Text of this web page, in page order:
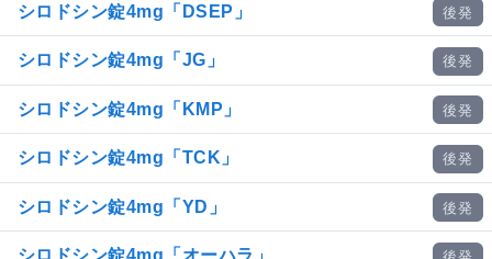
シロドシン錠4mg「DSEP」 後発
シロドシン錠4mg「JG」 後発
シロドシン錠4mg「KMP」 後発
シロドシン錠4mg「TCK」 後発
シロドシン錠4mg「YD」 後発